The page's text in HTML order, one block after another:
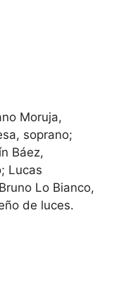
Moruja,
soprano;
Báez,
Lucas
Lo Bianco,
de luces.